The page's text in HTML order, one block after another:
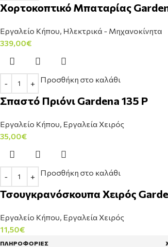
Χορτοκοπτικό Μπαταρίας
Εργαλείο Κήπου, Ηλεκτρικά - Μηχανοκίνητα
339,00€
Προσθήκη στο καλάθι
Σπαστό Πριόνι Gardena 135 P
Εργαλείο Κήπου, Εργαλεία Χειρός
35,00€
Προσθήκη στο καλάθι
Τσουγκρανόσκουπα Χειρός
Εργαλείο Κήπου, Εργαλεία Χειρός
11,50€
ΠΛΗΡΟΦΟΡΙΕΣ